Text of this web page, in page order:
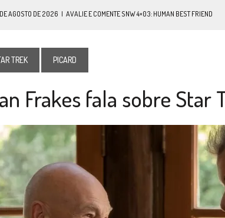
AGOSTO DE 2026 | AVALIE E COMENTE SNW 4×03: HUMAN BEST FRIEND
| VEJA FOTOS DO TERCEIRO EPISÓDIO DA 4ª TEMPORADA DE STRANGE
PARAMOUNT E CBS DERRUBAM NOVO VÍDEO DO FILME DE FÃS AXANAR
| ELENCO DE STRANGE NEW WORLDS ENCARA O FIM DE UMA ERA NA SDCC
GRANDES JORNADAS | QUATRO EPISÓDIOS DE STAR TREK SOBRE
BOX DELUXE DO ANO 5 DA JÁ DISPONÍVEL EM
NOVA TEMPORADA DE THE CENTER SEAT STAR
TREK PICARD
Frakes fala sobre Star